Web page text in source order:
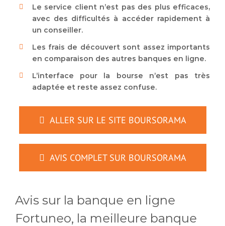
Le service client n’est pas des plus efficaces,
avec des difficultés à accéder rapidement à
un conseiller.
Les frais de découvert sont assez importants
en comparaison des autres banques en ligne.
L’interface pour la bourse n’est pas très
adaptée et reste assez confuse.
ALLER SUR LE SITE BOURSORAMA
AVIS COMPLET SUR BOURSORAMA
Avis sur la banque en ligne
Fortuneo, la meilleure banque